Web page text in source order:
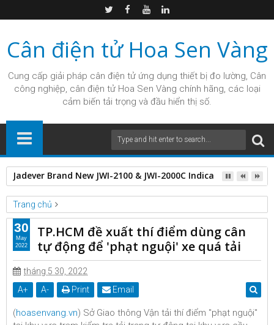
Cân điện tử Hoa Sen Vàng
Cung cấp giải pháp cân điện tử ứng dụng thiết bị đo lường, Cân
công nghiệp, cân điện tử Hoa Sen Vàng chính hãng, các loại
cảm biến tải trọng và đầu hiển thị số.
Jadever Brand New JWI-2100 & JWI-2000C Indicator
Trang chủ
Unlabelled
TP.HCM đề xuất thí điểm dùng cân tự động để 'phạt nguội' xe quá
tải
TP.HCM đề xuất thí điểm dùng cân
tự động để 'phạt nguội' xe quá tải
tháng 5 30, 2022
A+ A- Print Email
(hoasenvang.vn) Sở Giao thông Vận tải thí điểm "phạt nguội"
30
May
2022